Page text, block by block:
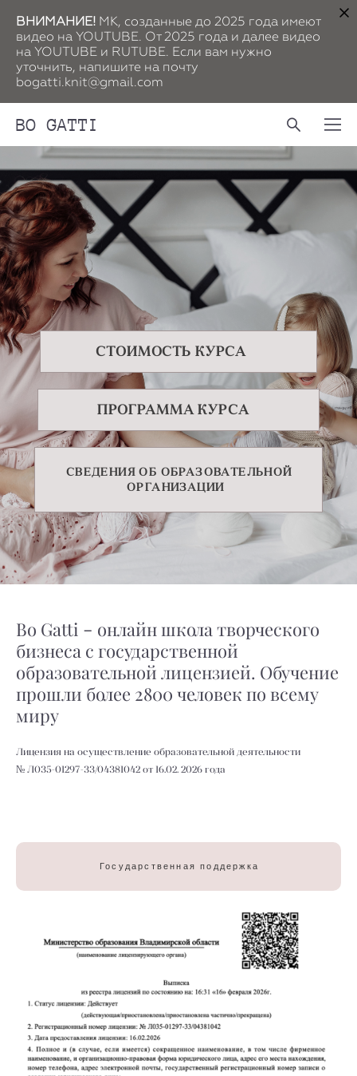
ВНИМАНИЕ! МК, созданные до 2025 года имеют
видео на YOUTUBE. От 2025 года и далее видео
на YOUTUBE и RUTUBE. Если вам нужно
уточнить, напишите на почту
bogatti.knit@gmail.com
BO GATTI
СТОИМОСТЬ КУРСА
ПРОГРАММА КУРСА
СВЕДЕНИЯ ОБ ОБРАЗОВАТЕЛЬНОЙ
ОРГАНИЗАЦИИ
Bo Gatti - онлайн школа творческого
бизнеса с государственной
образовательной лицензией. Обучение
прошли более 2800 человек по всему
миру
Лицензия на осуществление образовательной деятельности
№ Л035-01297-33/04381042 от 16.02. 2026 года
Государственная поддержка